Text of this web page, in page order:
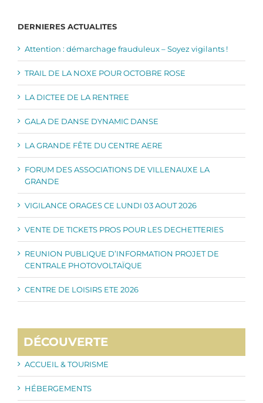
DERNIERES ACTUALITES
Attention : démarchage frauduleux – Soyez vigilants !
TRAIL DE LA NOXE POUR OCTOBRE ROSE
LA DICTEE DE LA RENTREE
GALA DE DANSE DYNAMIC DANSE
LA GRANDE FÊTE DU CENTRE AERE
FORUM DES ASSOCIATIONS DE VILLENAUXE LA
GRANDE
VIGILANCE ORAGES CE LUNDI 03 AOUT 2026
VENTE DE TICKETS PROS POUR LES DECHETTERIES
REUNION PUBLIQUE D’INFORMATION PROJET DE
CENTRALE PHOTOVOLTAÏQUE
CENTRE DE LOISIRS ETE 2026
DÉCOUVERTE
ACCUEIL & TOURISME
HÉBERGEMENTS